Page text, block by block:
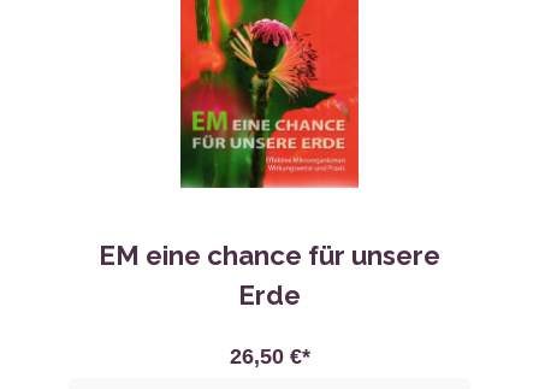
EM eine chance für unsere
Erde
26,50 €*